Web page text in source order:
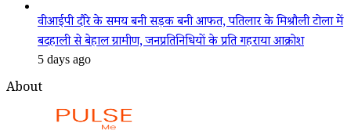
वीआईपी दौरे के समय बनी सड़क बनी आफत, पतिलार के मिश्रौली टोला में
बदहाली से बेहाल ग्रामीण, जनप्रतिनिधियों के प्रति गहराया आक्रोश
5 days ago
About